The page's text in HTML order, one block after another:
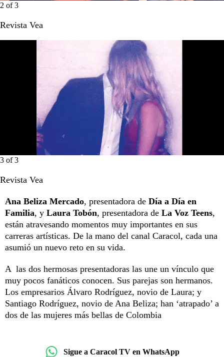
2 of3
Revista Vea
3 of3
Revista Vea
Ana Beliza Mercado, presentadora de Día a Día en
Familia, y Laura Tobón, presentadora de La Voz Teens,
están atravesando momentos muy importantes en sus
carreras artísticas. De la mano del canal Caracol, cada una
asumió un nuevo reto en su vida.
A las dos hermosas presentadoras las une un vínculo que
muy pocos fanáticos conocen. Sus parejas son hermanos.
Los empresarios Álvaro Rodríguez, novio de Laura; y
Santiago Rodríguez, novio de Ana Beliza; han ‘atrapado’ a
dos de las mujeres más bellas de Colombia
Sigue a Caracol TV en WhatsApp